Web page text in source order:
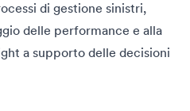
di gestione sinistri,
delle performance e alla
a supporto delle decisioni